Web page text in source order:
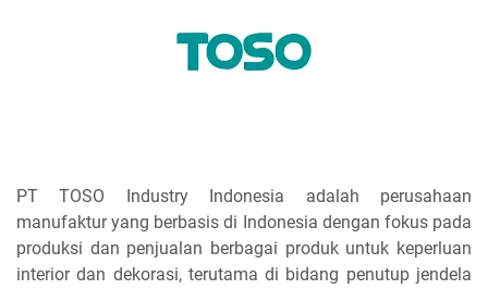
PT TOSO Industry Indonesia adalah perusahaan
manufaktur yang berbasis di Indonesia dengan fokus pada
produksi dan penjualan berbagai produk untuk keperluan
interior dan dekorasi, terutama di bidang penutup jendela